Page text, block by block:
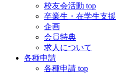
校友会活動 top
卒業生・在学生支援
企画
会員特典
求人について
各種申請
各種申請 top